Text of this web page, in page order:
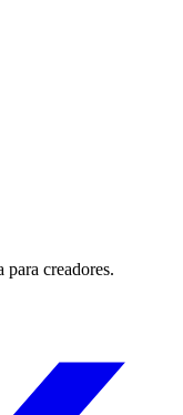
para creadores.